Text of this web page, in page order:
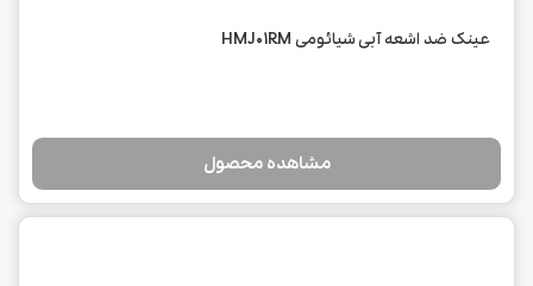
عینک ضد اشعه آبی شیائومی HMJ01RM
مشاهده محصول